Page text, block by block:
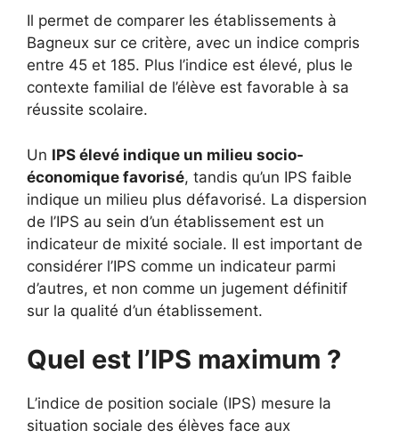
Il permet de comparer les établissements à
Bagneux sur ce critère, avec un indice compris
entre 45 et 185. Plus l’indice est élevé, plus le
contexte familial de l’élève est favorable à sa
réussite scolaire.
Un IPS élevé indique un milieu socio-
économique favorisé, tandis qu’un IPS faible
indique un milieu plus défavorisé. La dispersion
de l’IPS au sein d’un établissement est un
indicateur de mixité sociale. Il est important de
considérer l’IPS comme un indicateur parmi
d’autres, et non comme un jugement définitif
sur la qualité d’un établissement.
Quel est l’IPS maximum ?
L’indice de position sociale (IPS) mesure la
situation sociale des élèves face aux